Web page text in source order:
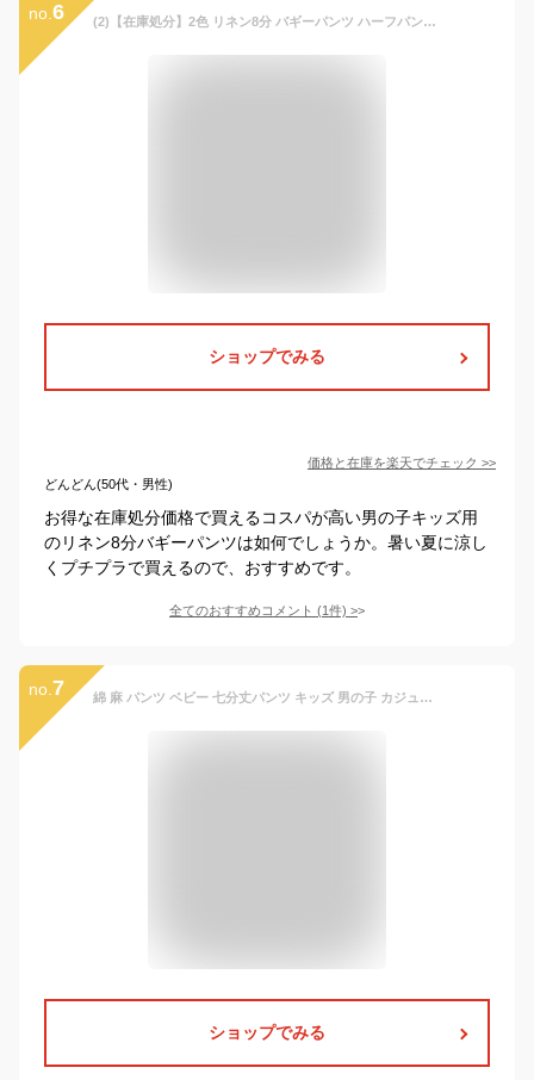
no. 6 (2)【在庫処分】2色 リネン8分 バギーパンツ ハーフパンツ キッズ 韓国子供服 100cm 110cm 120cm 130cm 140cm 女の子 男の子
ショップでみる
価格と在庫を楽天でチェック >>
どんどん(50代・男性)
お得な在庫処分価格で買えるコスパが高い男の子キッズ用
のリネン8分バギーパンツは如何でしょうか。暑い夏に涼し
くプチプラで買えるので、おすすめです。
全てのおすすめコメント (1件) >
no. 7 綿 麻 パンツ ベビー 七分丈パンツ キッズ 男の子 カジュアルパンツ 子供服 綿麻風 ゆったり ロングパンツ ボーイズ 薄手 ウエストゴム 無地 コットン リネン 夏 送料無料 90 100 110 120 130 140
ショップでみる